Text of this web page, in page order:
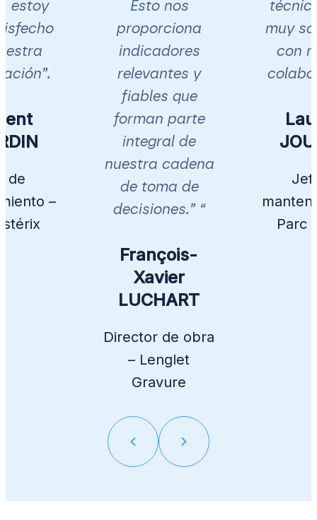
estoy
de
–
Esto nos
proporciona
indicadores
relevantes y
fiables que
forman parte
integral de
nuestra cadena
de toma de
decisiones.” “
François-
Xavier
LUCHART
Director de obra
– Lenglet
Gravure
muy
con
Parc